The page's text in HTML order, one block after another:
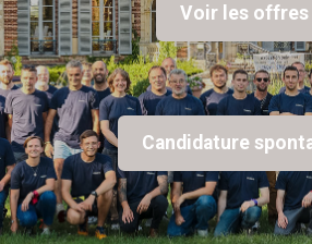
Voir les offres
Candidature